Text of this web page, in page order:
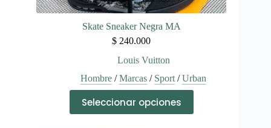
Skate Sneaker Negra MA
$ 240.000
Louis Vuitton
Hombre /Marcas / Sport /Urban
Seleccionar opciones
producto
tiene